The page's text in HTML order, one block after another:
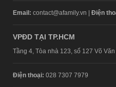
Email: contact@afamily.vn | Điện
VPĐD TẠI TP.HCM
Tầng 4, Tòa nhà 123, số 127 Võ
Điện thoại: 028 7307 7979